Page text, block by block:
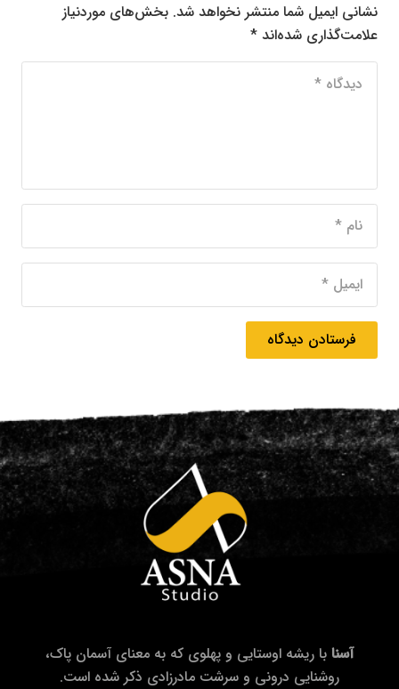
نشانی ایمیل شما منتشر نخواهد شد. بخش‌های موردنیاز
علامت‌گذاری شده‌اند *
فرستادن دیدگاه
آسنا با ریشه اوستایی و پهلوی که به معنای آسمان پاک،
روشنایی درونی و سرشت مادرزادی ذکر شده است.